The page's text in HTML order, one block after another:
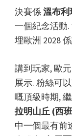
敦,
徹
斯
特,
卡
迪
夫,
別
決賽係 溫布利
一個紀念活動
埋歐洲 2028
講到玩家, 歐
展示. 粉絲可
嘅頂級時期,
拉明山丘 (西
中一個最有前